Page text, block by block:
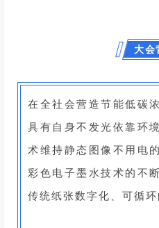
大会
在全社会营造节能低碳
具有自身不发光依靠环
术维持静态图像不用电
彩色电子墨水技术的不
传统纸张数字化、可循环